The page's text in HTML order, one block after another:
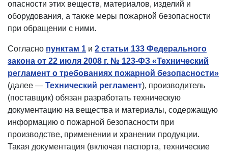
опасности этих веществ, материалов, изделий и
оборудования, а также меры пожарной безопасности
при обращении с ними.
Согласно пунктам 1 и 2 статьи 133 Федерального
закона от 22 июля 2008 г. № 123-ФЗ «Технический
регламент о требованиях пожарной безопасности»
(далее — Технический регламент), производитель
(поставщик) обязан разработать техническую
документацию на вещества и материалы, содержащую
информацию о пожарной безопасности при
производстве, применении и хранении продукции.
Такая документация (включая паспорта, технические